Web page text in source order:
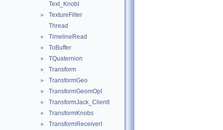
Text_KnobI
►
TextureFilter
Thread
► TimelineRead
► ToBuffer
► TQuaternion
► Transform
► TransformGeo
► TransformGeomOpI
► TransformJack_ClientI
► TransformKnobs
► TransformReceiverI